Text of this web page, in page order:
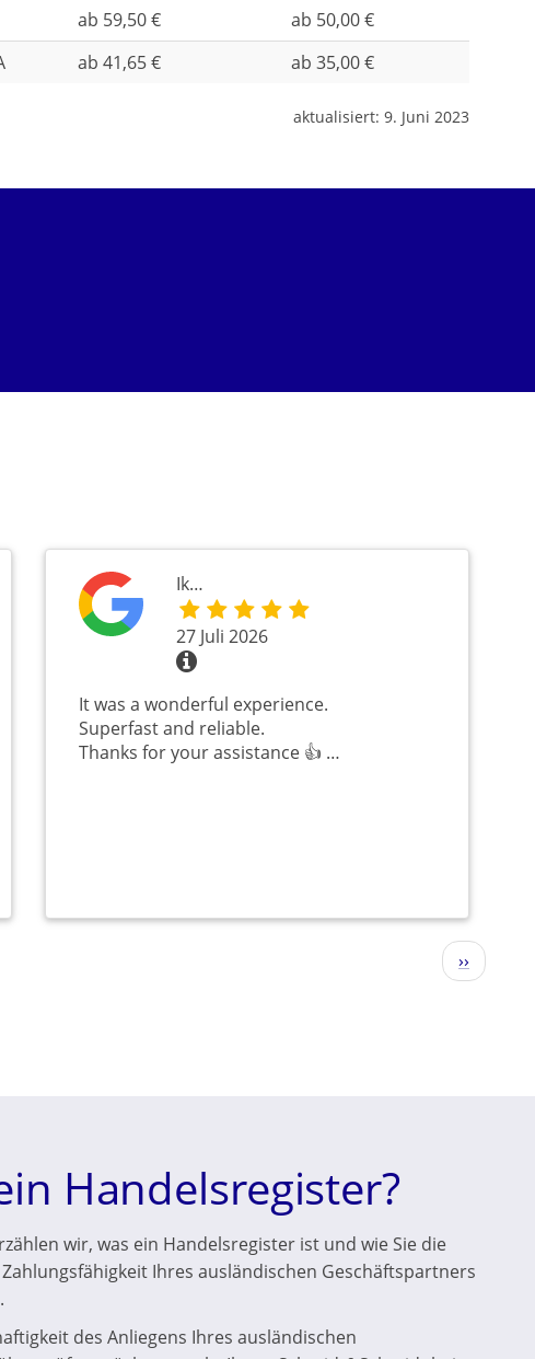
ab 59,50 €
ab 50,00 €
ab 41,65 € ab 35,00 €
aktualisiert: 9. Juni 2023
Ik…
27 Juli 2026
It was a wonderful experience.
Superfast and reliable.
Thanks for your assistance 👍 …
Nächste
Seite
››
Handelsregister?
wir, was ein Handelsregister ist und wie Sie die
Ihres ausländischen Geschäftspartners
des Anliegens Ihres ausländischen